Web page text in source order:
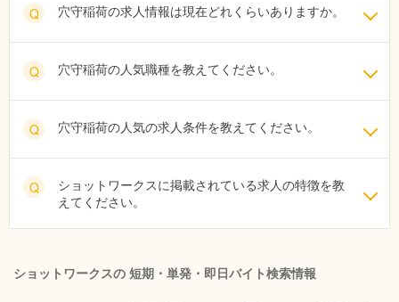
Q 穴守稲荷の求人情報は現在どれくらいありますか。
Q 穴守稲荷の人気職種を教えてください。
Q 穴守稲荷の人気の求人条件を教えてください。
Q
ショットワークスに掲載されている求人の特徴を教
えてください。
ショットワークスの 短期・単発・即日バイト検索情報